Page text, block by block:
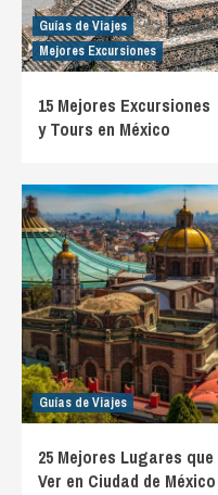
Guías de Viajes
Mejores Excursiones
15 Mejores Excursiones
y Tours en México
Guías de Viajes
25 Mejores Lugares que
Ver en Ciudad de México